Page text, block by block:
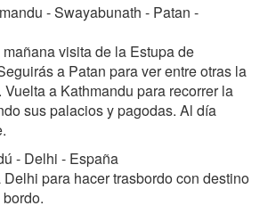
- Swayabunath - Patan -
visita de la Estupa de
a Patan para ver entre otras la
a Kathmandu para recorrer la
sus palacios y pagodas. Al día
- Delhi - España
para hacer trasbordo con destino